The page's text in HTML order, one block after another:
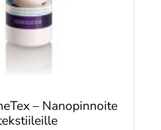
– Nanopinnoite